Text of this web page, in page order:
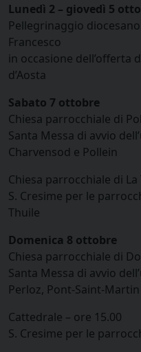
Lunedì 2 – giovedì 5
Pellegrinaggio
Francesco
in occasione dell’offerta
d’Aosta
Sabato 7 ottobre
Chiesa parrocchiale di
Santa Messa di avvio
Charvensod e Pollein
Chiesa parrocchiale di La
S. Cresime per le
Thuile
Domenica 8 ottobre
Chiesa parrocchiale di
Santa Messa di avvio
Perloz, Pont-Saint-
Cattedrale – ore 15.00
S. Cresime per le